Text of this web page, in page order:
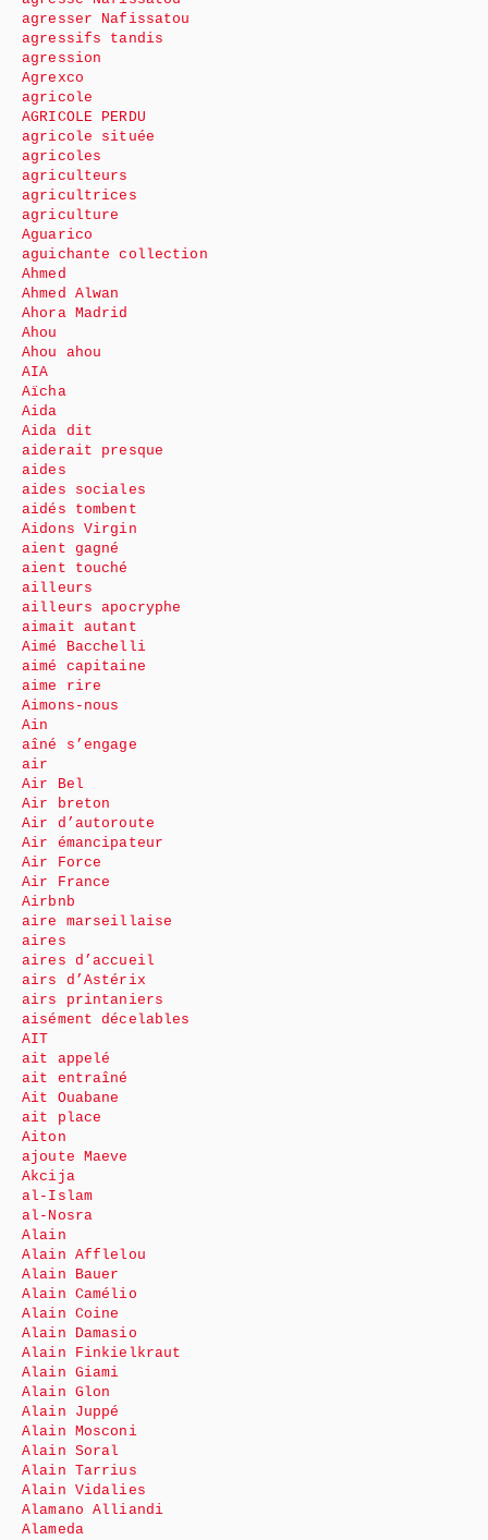
agresser Nafissatou
agressifs tandis
agression
Agrexco
agricole
AGRICOLE PERDU
agricole située
agricoles
agriculteurs
agricultrices
agriculture
Aguarico
aguichante collection
Ahmed
Ahmed Alwan
Ahora Madrid
Ahou
Ahou ahou
AIA
Aïcha
Aida
Aida dit
aiderait presque
aides
aides sociales
aidés tombent
Aidons Virgin
aient gagné
aient touché
ailleurs
ailleurs apocryphe
aimait autant
Aimé Bacchelli
aimé capitaine
aime rire
Aimons-nous
Ain
aîné s’engage
air
Air Bel
Air breton
Air d’autoroute
Air émancipateur
Air Force
Air France
Airbnb
aire marseillaise
aires
aires d’accueil
airs d’Astérix
airs printaniers
aisément décelables
AIT
ait appelé
ait entraîné
Ait Ouabane
ait place
Aiton
ajoute Maeve
Akcija
al-Islam
al-Nosra
Alain
Alain Afflelou
Alain Bauer
Alain Camélio
Alain Coine
Alain Damasio
Alain Finkielkraut
Alain Giami
Alain Glon
Alain Juppé
Alain Mosconi
Alain Soral
Alain Tarrius
Alain Vidalies
Alamano Alliandi
Alameda